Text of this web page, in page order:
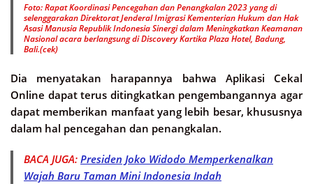
Foto: Rapat Koordinasi Pencegahan dan Penangkalan 2023 yang di
selenggarakan Direktorat Jenderal Imigrasi Kementerian Hukum dan Hak
Asasi Manusia Republik Indonesia Sinergi dalam Meningkatkan Keamanan
Nasional acara berlangsung di Discovery Kartika Plaza Hotel, Badung,
Bali.(cek)
Dia menyatakan harapannya bahwa Aplikasi Cekal
Online dapat terus ditingkatkan pengembangannya agar
dapat memberikan manfaat yang lebih besar, khususnya
dalam hal pencegahan dan penangkalan.
BACA JUGA: Presiden Joko Widodo Memperkenalkan
Wajah Baru Taman Mini Indonesia Indah